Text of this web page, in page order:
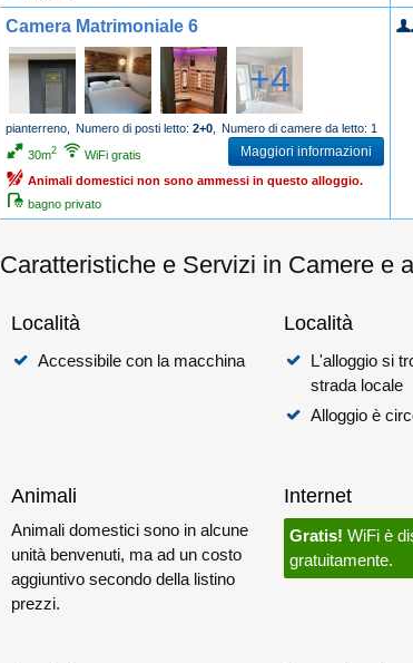
Camera Matrimoniale 6
+4
pianterreno, Numero di posti letto:2+0 Numero di camere da letto: 1
Maggiori informazioni
30m2
WiFi gratis
Animali domestici non sono ammessi in questo alloggio.
bagno privato
Caratteristiche e Servizi in Camere e
Località
Accessibile con la macchina
Località
L'alloggio si
strada locale
Alloggio è
Animali
Animali domestici sono in alcune
unità benvenuti, ma ad un costo
aggiuntivo secondo della listino
prezzi.
Internet
Gratis! WiFi è
gratuitamente.